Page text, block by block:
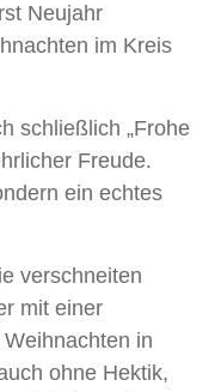
Neujahr
im Kreis
schließlich „Frohe
Freude.
ein echtes
verschneiten
mit einer
in
ohne Hektik,